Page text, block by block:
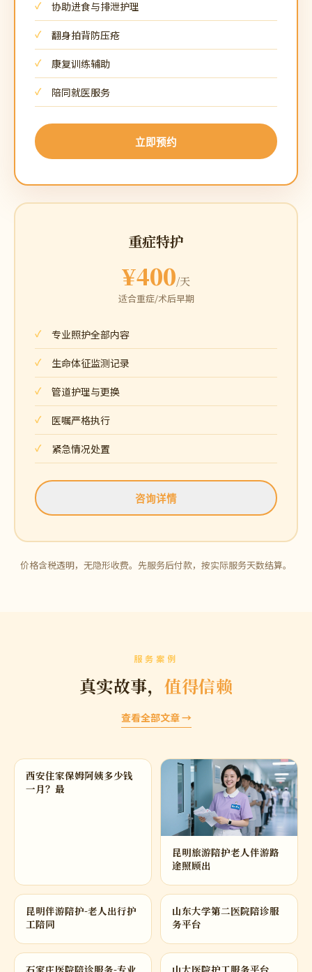
协助进食与排泄护理
翻身拍背防压疮
康复训练辅助
陪同就医服务
立即预约
重症特护
¥400/天
适合重症/术后早期
专业照护全部内容
生命体征监测记录
管道护理与更换
医嘱严格执行
紧急情况处置
咨询详情
价格含税透明，无隐形收费。先服务后付款，按实际服务天数结算。
服务案例
真实故事，值得信赖
查看全部文章 →
昆明旅游陪护老人伴游路
途照顾出